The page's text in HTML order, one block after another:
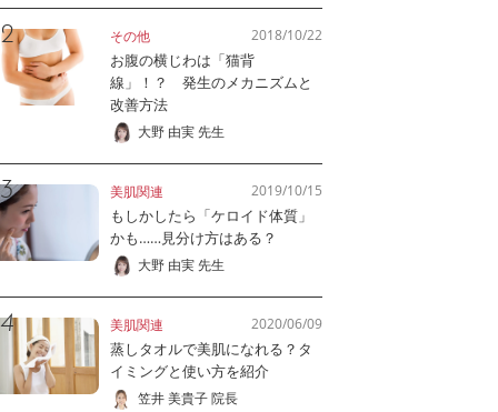
その他 2018/10/22
お腹の横じわは「猫背
線」！？ 発生のメカニズムと
改善方法
大野 由実 先生
美肌関連 2019/10/15
もしかしたら「ケロイド体質」
かも……見分け方はある？
大野 由実 先生
美肌関連 2020/06/09
蒸しタオルで美肌になれる？タ
イミングと使い方を紹介
笠井 美貴子 院長